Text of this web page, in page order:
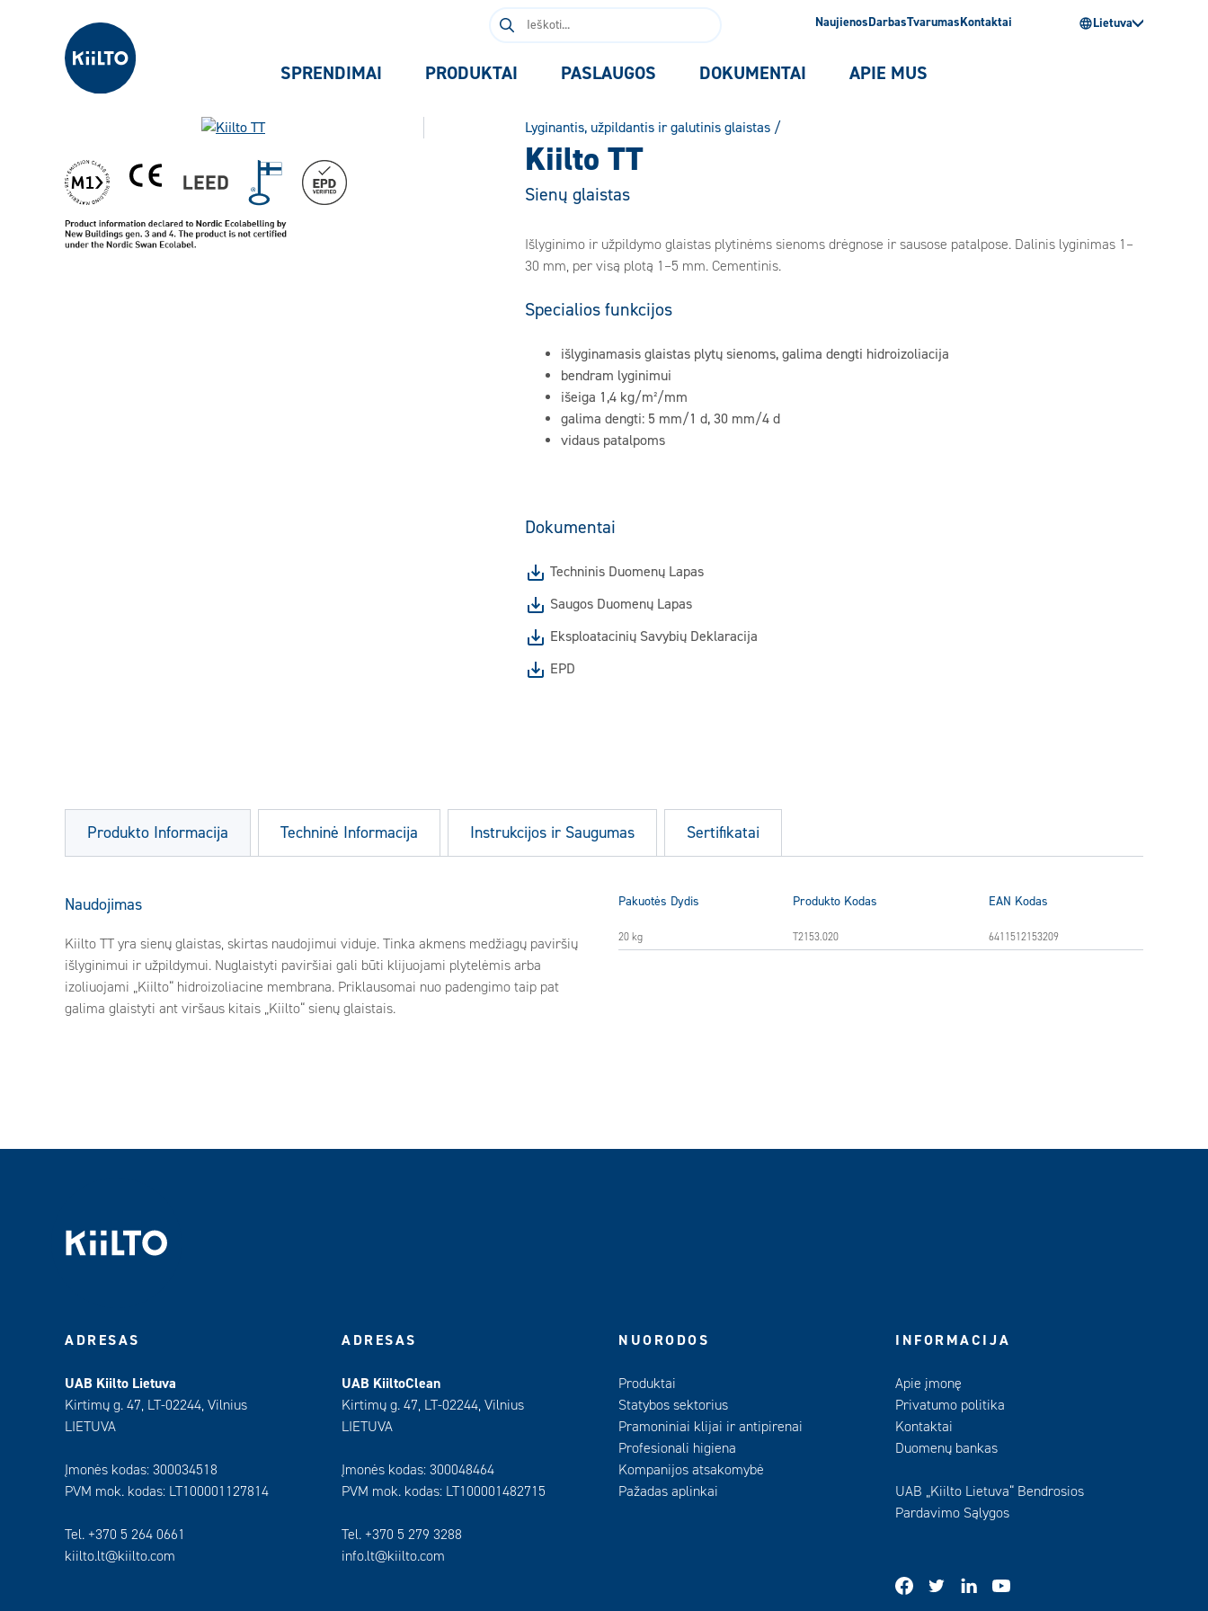
Kiilto Lietuva Ieškoti: NaujienosDarbasTvarumasKontaktai Lietuva
SPRENDIMAI PRODUKTAI PASLAUGOS DOKUMENTAI APIE MUS
Lyginantis, užpildantis ir galutinis glaistas /
Kiilto TT
Sienų glaistas
Išlyginimo ir užpildymo glaistas plytinėms sienoms drėgnose ir sausose patalpose. Dalinis lyginimas 1–
30 mm, per visą plotą 1–5 mm. Cementinis.
Specialios funkcijos
išlyginamasis glaistas plytų sienoms, galima dengti hidroizoliacija
bendram lyginimui
išeiga 1,4 kg/m²/mm
galima dengti: 5 mm/1 d, 30 mm/4 d
vidaus patalpoms
Dokumentai
Techninis Duomenų Lapas
Saugos Duomenų Lapas
Eksploatacinių Savybių Deklaracija
EPD
Produkto Informacija
Naudojimas
Kiilto TT yra sienų glaistas, skirtas naudojimui viduje. Tinka akmens medžiagų paviršių
išlyginimui ir užpildymui. Nuglaistyti paviršiai gali būti klijuojami plytelėmis arba
izoliuojami „Kiilto“ hidroizoliacine membrana. Priklausomai nuo padengimo taip pat
galima glaistyti ant viršaus kitais „Kiilto“ sienų glaistais.
Pakuotės Dydis Produkto Kodas EAN Kodas
20 kg T2153.020 6411512153209
Techninė Informacija Instrukcijos ir Saugumas Sertifikatai
ADRESAS
UAB Kiilto Lietuva
Kirtimų g. 47, LT-02244, Vilnius
LIETUVA
Įmonės kodas: 300034518
PVM mok. kodas: LT100001127814
Tel. +370 5 264 0661
kiilto.lt@kiilto.com
ADRESAS
UAB KiiltoClean
Kirtimų g. 47, LT-02244, Vilnius
LIETUVA
Įmonės kodas: 300048464
PVM mok. kodas: LT100001482715
Tel. +370 5 279 3288
info.lt@kiilto.com
NUORODOS
Produktai
Statybos sektorius
Pramoniniai klijai ir antipirenai
Profesionali higiena
Kompanijos atsakomybė
Pažadas aplinkai
INFORMACIJA
Apie įmonę
Privatumo politika
Kontaktai
Duomenų bankas
UAB „Kiilto Lietuva“ Bendrosios
Pardavimo Sąlygos
facebooktwitter linkedinyoutube